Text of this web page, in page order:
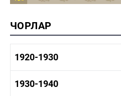
ЧОРЛАР
1920-1930
1920-1930 тарих
1930-1940